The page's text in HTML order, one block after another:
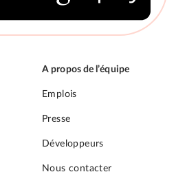
A propos de l’équipe
Emplois
Presse
Développeurs
Nous contacter